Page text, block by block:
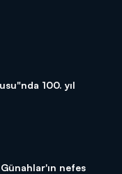
100. yıl
nefes